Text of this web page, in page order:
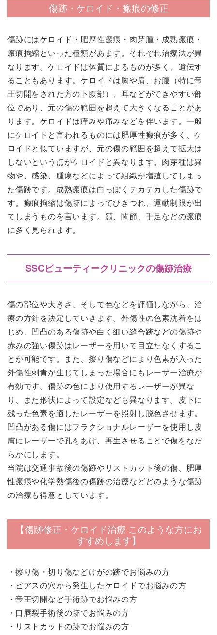
傷跡・ケロイド・瘢痕の修正
傷跡にはケロイド・肥厚性瘢痕・肉芽腫・成熟瘢痕・
瘢痕拘縮といった種類があます。それぞれ治療法が異
なります。ケロイドは体質によるものが多く、遺伝す
ることもあります。ケロイドは胸や肩、お腹（特に帝
王切開をされた方の下腹部）、耳などができやすい部
位であり、元の傷の範囲を超えて大きくなることがあ
ります。ケロイドは痒みや痛みなどを伴います。一般
にケロイドと言われるものには肥厚性瘢痕が多く、ケ
ロイドと似ていますが、元の傷の範囲を超えて拡大は
しないという点がケロイドと異なります。肉芽種は異
物や、感染、腫瘍などによって組織が増殖してしまっ
た傷跡です。成熟瘢痕は白っぽくテカテカした傷跡で
す。瘢痕拘縮は傷跡によってひきつれ、運動制限が出
てしまうものを言います。顔、関節、手足などの瘢痕
に多く見られます。
SSCビューティークリニックの傷跡治療
傷の部位や大きさ、そして色などを評価しながら、治
療の方針を決定していきます。外傷性の色素沈着をは
じめ、凹凸のある傷跡や白く細い縫合跡などの傷跡や
赤みの強い傷跡はレーザーを用いて目立たなくするこ
とが可能です。また、擦り傷などにより色素が入った
外傷性刺青が生じてしまった場合にもレーザー治療が
有効です。傷跡の色により使用するレーザーが異な
り、また形状によって設定なども異なります。皮下に
残った色素を適したレーザーを照射し脱色させます。
凹凸がある傷にはフラクショナルレーザーを使用し皮
膚にレーザーで孔をあけ、再生させることで傷をなだ
らかにします。
当院は交通事故後の傷跡やリストカット後の傷、肥厚
性瘢痕や化学熱傷後の傷跡の治療などどのような傷跡
の治療も得意としています。
【傷跡修正・ケロイド治療 このような方にお
すすめします】
・擦り傷・切り傷などけがの跡でお悩みの方
・ピアスの穴から発生したケロイドでお悩みの方
・帝王切開など手術跡でお悩みの方
・口唇裂手術後の跡でお悩みの方
・リストカットの跡でお悩みの方